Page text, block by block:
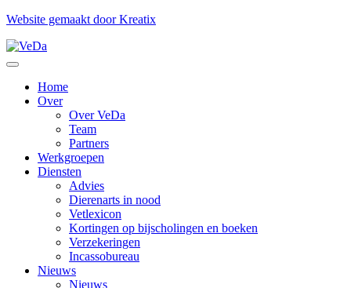
Website gemaakt door Kreatix
Home
Over
Over VeDa
Team
Partners
Werkgroepen
Diensten
Advies
Dierenarts in nood
Vetlexicon
Kortingen op bijscholingen en boeken
Verzekeringen
Incassobureau
Nieuws
Nieuws